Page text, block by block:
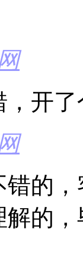
开
的
的